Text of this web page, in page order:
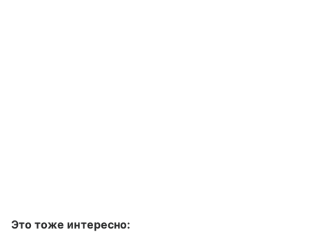
Это тоже интересно: